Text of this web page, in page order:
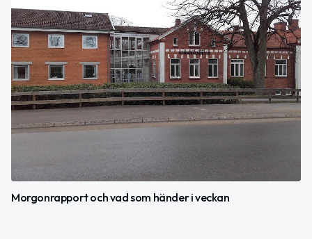
Morgonrapport och vad som händer i veckan